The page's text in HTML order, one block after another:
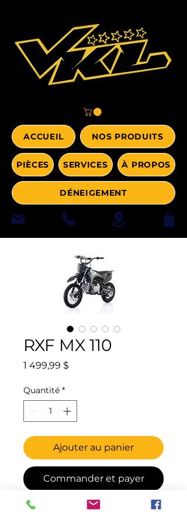
ACCUEIL NOS PRODUITS
PIÈCES SERVICES À PROPOS
DÉNEIGEMENT
RXF MX 110
1 499,99 $
Quantité *
Ajouter au panier
Commander et payer
Partez à l'aventure avec la RXF MX